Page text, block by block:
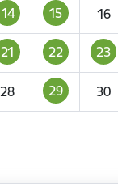
14 15 16
21 22 23
28 29 30